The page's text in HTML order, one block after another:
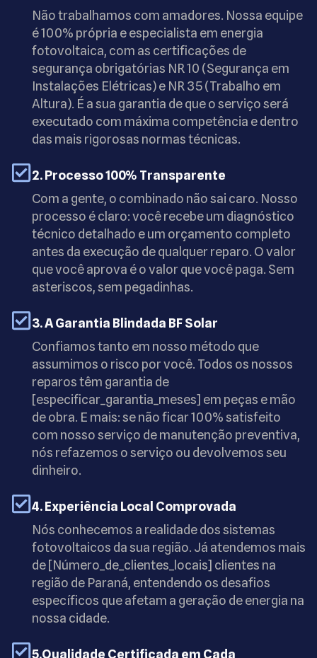
Não trabalhamos com amadores. Nossa equipe
é 100% própria e especialista em energia
fotovoltaica, com as certificações de
segurança obrigatórias NR 10 (Segurança em
Instalações Elétricas) e NR 35 (Trabalho em
Altura). É a sua garantia de que o serviço será
executado com máxima competência e dentro
das mais rigorosas normas técnicas.
2. Processo 100% Transparente
Com a gente, o combinado não sai caro. Nosso
processo é claro: você recebe um diagnóstico
técnico detalhado e um orçamento completo
antes da execução de qualquer reparo. O valor
que você aprova é o valor que você paga. Sem
asteriscos, sem pegadinhas.
3. A Garantia Blindada BF Solar
Confiamos tanto em nosso método que
assumimos o risco por você. Todos os nossos
reparos têm garantia de
[especificar_garantia_meses] em peças e mão
de obra. E mais: se não ficar 100% satisfeito
com nosso serviço de manutenção preventiva,
nós refazemos o serviço ou devolvemos seu
dinheiro.
4. Experiência Local Comprovada
Nós conhecemos a realidade dos sistemas
fotovoltaicos da sua região. Já atendemos mais
de [Número_de_clientes_locais] clientes na
região de Paraná, entendendo os desafios
específicos que afetam a geração de energia na
nossa cidade.
5.Qualidade Certificada em Cada